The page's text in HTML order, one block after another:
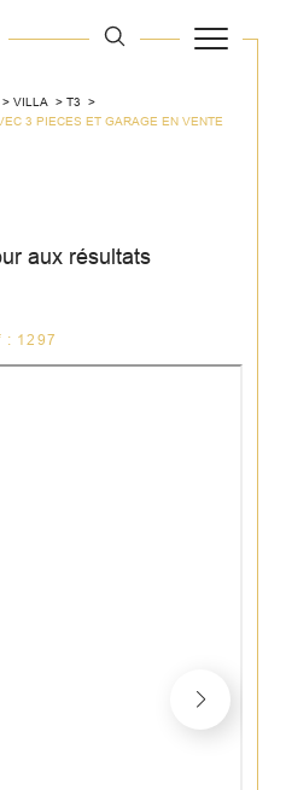
VILLA
T3
3 PIECES ET GARAGE EN VENTE
aux résultats
: 1297